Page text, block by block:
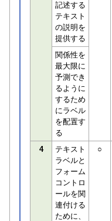
記述する
テキスト
の説明を
提供する
関係性を
最大限に
予測でき
るように
するため
にラベル
を配置す
る
4
テキスト
ラベルと
フォーム
コントロ
ールを関
連付ける
ために、
○